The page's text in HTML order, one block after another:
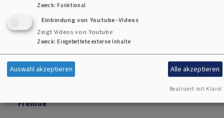
Flucht Geflüchtete
Asyl
Mittelmeer
Gebot
Fremde
Zweck: Funktional
Einbindung von Youtube-Videos
Zeigt Videos von Youtube
Zweck: Eingebettete externe Inhalte
Auswahl akzeptieren Alle akzeptieren
Realisiert mit Klaro!